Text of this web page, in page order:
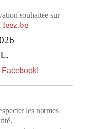
souhaitée sur
.
Facebook!
les normes